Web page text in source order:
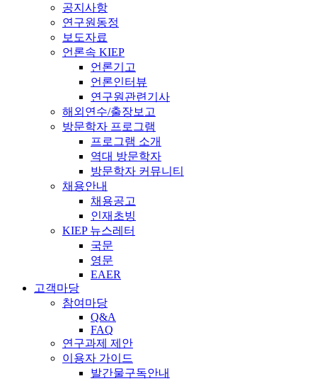
공지사항
연구원동정
보도자료
언론속 KIEP
언론기고
언론인터뷰
연구원관련기사
해외연수/출장보고
방문학자 프로그램
프로그램 소개
역대 방문학자
방문학자 커뮤니티
채용안내
채용공고
인재초빙
KIEP 뉴스레터
국문
영문
EAER
고객마당
참여마당
Q&A
FAQ
연구과제 제안
이용자 가이드
발간물구독안내